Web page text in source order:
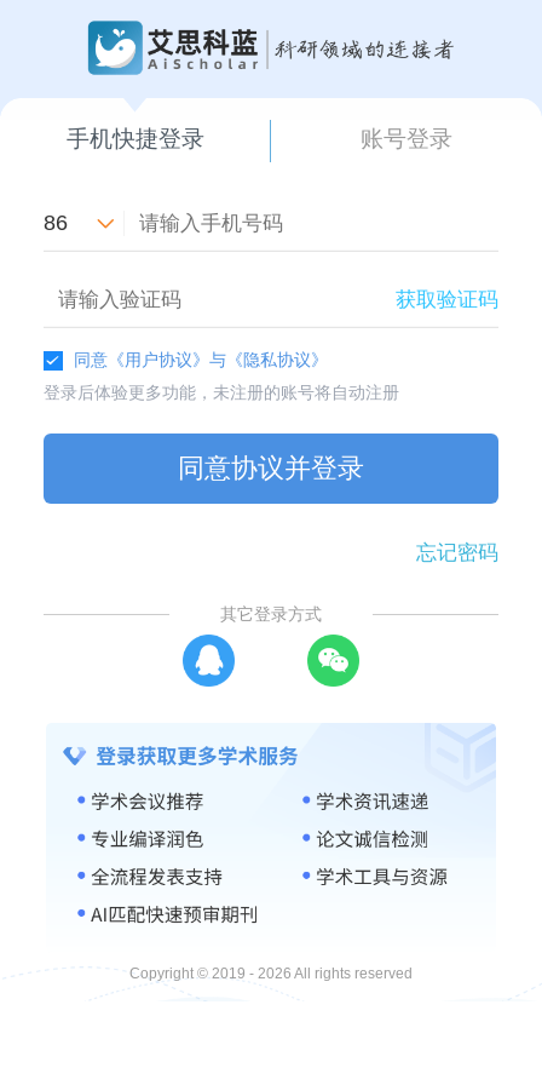
手机快捷登录 账号登录
86
获取验证码
同意 《用户协议》与 《隐私协议》
登录后体验更多功能，未注册的账号将自动注册
同意协议并登录
忘记密码
其它登录方式
Copyright © 2019 - 2026 All rights reserved